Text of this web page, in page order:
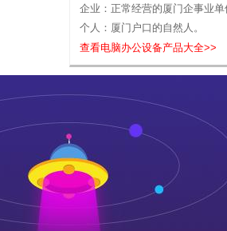
企业：正常经营的厦门企事业单
个人：厦门户口的自然人。
查看电脑办公设备产品大全>>